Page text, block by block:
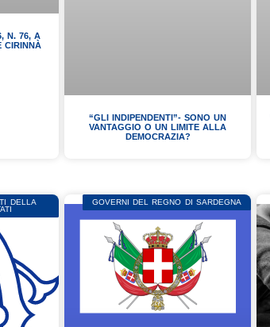
N. 76, A
CIRINNÀ
“GLI INDIPENDENTI”- SONO UN
VANTAGGIO O UN LIMITE ALLA
DEMOCRAZIA?
DELLA
GOVERNI DEL REGNO DI SARDEGNA